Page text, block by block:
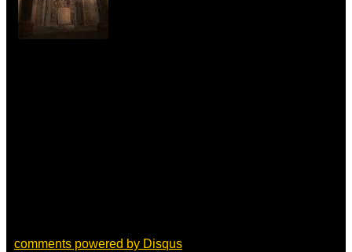
comments powered by Disqus